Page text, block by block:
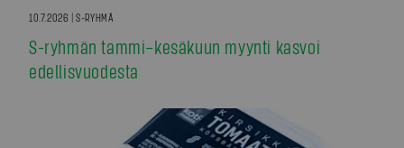
10.7.2026 | S-RYHMÄ
S-ryhmän tammi–kesäkuun myynti kasvoi
edellisvuodesta